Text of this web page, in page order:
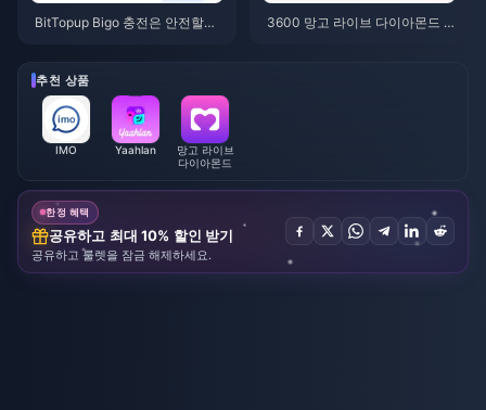
BitTopup Bigo 충전은 안전할까?
3600 망고 라이브 다이아몬드 3.
추천 상품
IMO Yaahlan
망고 라이브
다이아몬드
한정 혜택
공유하고 최대 10% 할인 받기
공유하고 룰렛을 잠금 해제하세요.